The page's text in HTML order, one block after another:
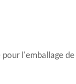
l'emballage